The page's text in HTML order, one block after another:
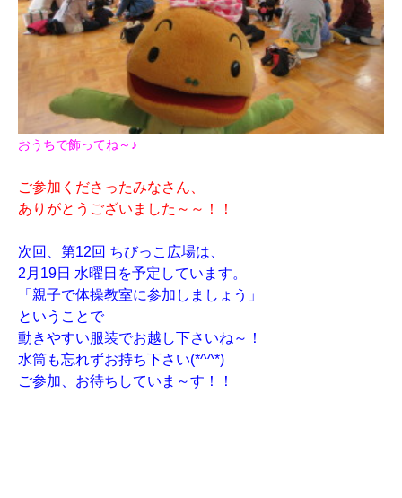
おうちで飾ってね～♪
ご参加くださったみなさん、
ありがとうございました～～！！
次回、第12回 ちびっこ広場は、
2月19日 水曜日を予定しています。
「親子で体操教室に参加しましょう」
ということで
動きやすい服装でお越し下さいね～！
水筒も忘れずお持ち下さい(*^^*)
ご参加、お待ちしていま～す！！